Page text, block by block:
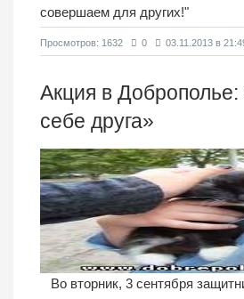
совершаем для других!"
Просмотров: 1632 0 03.11.2013 в
Акция в
себе друга»
Во вторник, 3 сентября